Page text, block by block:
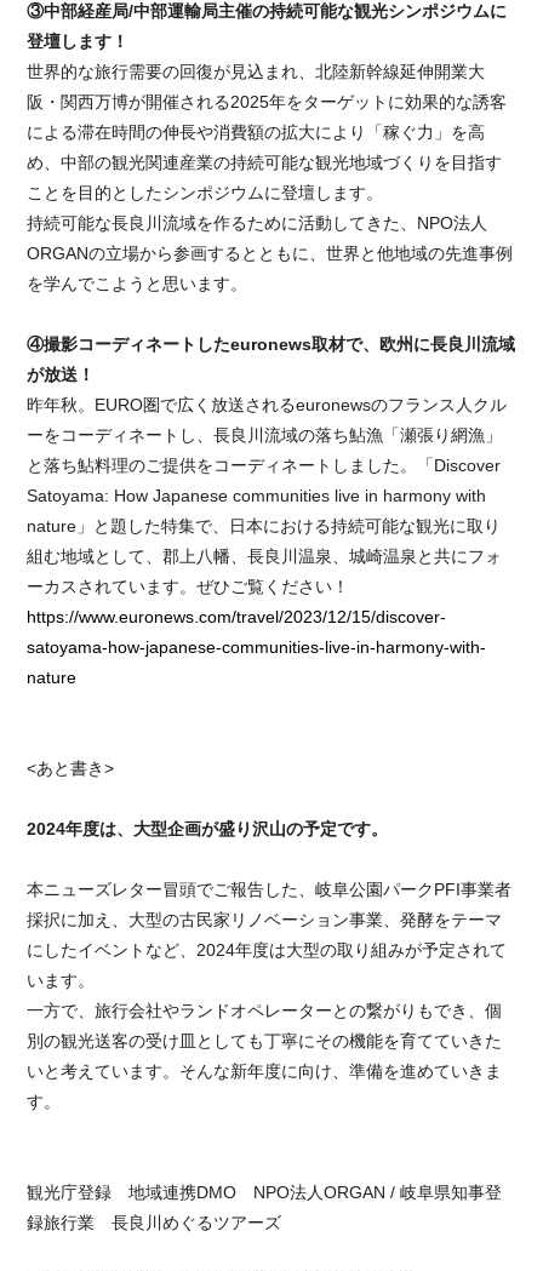
③中部経産局/中部運輸局主催の持続可能な観光シンポジウムに
登壇します！
世界的な旅行需要の回復が見込まれ、北陸新幹線延伸開業大
阪・関西万博が開催される2025年をターゲットに効果的な誘客
による滞在時間の伸長や消費額の拡大により「稼ぐ力」を高
め、中部の観光関連産業の持続可能な観光地域づくりを目指す
ことを目的としたシンポジウムに登壇します。
持続可能な長良川流域を作るために活動してきた、NPO法人
ORGANの立場から参画するとともに、世界と他地域の先進事例
を学んでこようと思います。
④撮影コーディネートしたeuronews取材で、欧州に長良川流域
が放送！
昨年秋。EURO圏で広く放送されるeuronewsのフランス人クル
ーをコーディネートし、長良川流域の落ち鮎漁「瀬張り網漁」
と落ち鮎料理のご提供をコーディネートしました。「Discover
Satoyama: How Japanese communities live in harmony with
nature」と題した特集で、日本における持続可能な観光に取り
組む地域として、郡上八幡、長良川温泉、城崎温泉と共にフォ
ーカスされています。ぜひご覧ください！
https://www.euronews.com/travel/2023/12/15/discover-
satoyama-how-japanese-communities-live-in-harmony-with-
nature
<あと書き>
2024年度は、大型企画が盛り沢山の予定です。
本ニューズレター冒頭でご報告した、岐阜公園パークPFI事業者
採択に加え、大型の古民家リノベーション事業、発酵をテーマ
にしたイベントなど、2024年度は大型の取り組みが予定されて
います。
一方で、旅行会社やランドオペレーターとの繋がりもでき、個
別の観光送客の受け皿としても丁寧にその機能を育てていきた
いと考えています。そんな新年度に向け、準備を進めていきま
す。
観光庁登録 地域連携DMO NPO法人ORGAN / 岐阜県知事登
録旅行業 長良川めぐるツアーズ